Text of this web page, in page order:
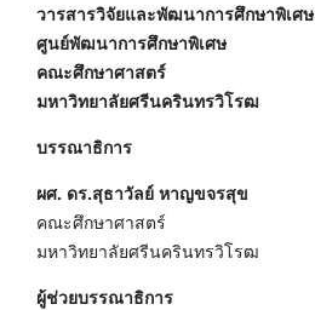
วารสารวิจัยและพัฒนาการศึกษาพิเศษ
ศูนย์พัฒนาการศึกษาพิเศษ
คณะศึกษาศาสตร์
มหาวิทยาลัยศรีนครินทรวิโรฒ
บรรณาธิการ
ผศ. ดร.สุธาวัลย์ หาญขจรสุข
คณะศึกษาศาสตร์
มหาวิทยาลัยศรีนครินทรวิโรฒ
ผู้ช่วยบรรณาธิการ